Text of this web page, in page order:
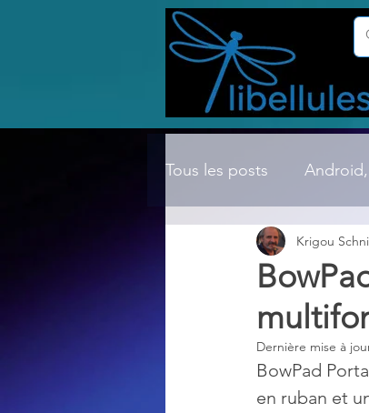
Tous les posts
Compression ZIP,
Dossier Windows
Internet
Krigou
Dernière mise à
BowPad
en ruban et